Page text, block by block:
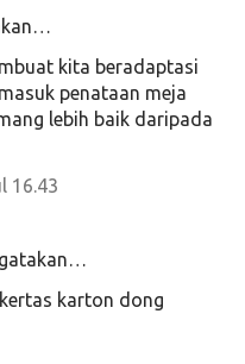
kita beradaptasi
penataan meja
lebih baik daripada
16.43
karton dong